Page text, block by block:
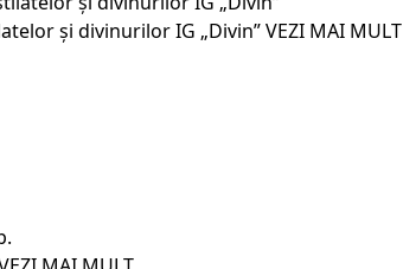
și divinurilor IG „Divin”VEZI MAI MULT